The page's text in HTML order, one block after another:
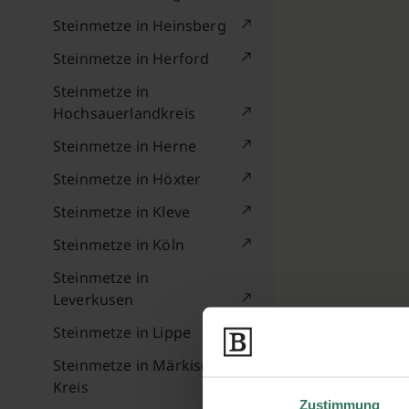
Zustimmung
Steinmetze in Heinsberg
Steinmetze in Herford
Steinmetze in
Hochsauerlandkreis
Steinmetze in Herne
Steinmetze in Höxter
Steinmetze in Kleve
Steinmetze in Köln
Steinmetze in
Leverkusen
Steinmetze in Lippe
Steinmetze in Märkischer
Kreis